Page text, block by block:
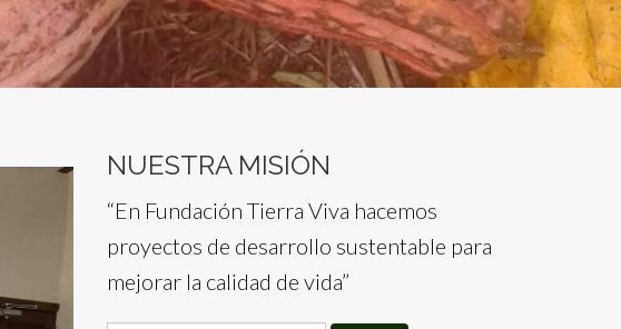
NUESTRA MISIÓN
“En Fundación Tierra Viva hacemos
proyectos de desarrollo sustentable para
mejorar la calidad de vida”